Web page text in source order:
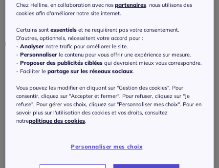
Couleur : bleu imprimé
Taille :
Veuillez sélectionner une taille
36 - En stock
En stock
Guide des tailles
90€
Chez Helline, en collaboration avec nospartenaires, nous utilisons des
cookies afin d'améliorer notre site internet.
Certains sontessentiels et ne requièrent pas votre consentement.
D'autres, optionnels, nécessitent votre accord pour :
-Analyser notre trafic pour améliorer le site.
-Personnaliser le contenu pour vous offrir une expérience sur mesure.
-Proposer des publicités ciblées qui devraient mieux vous correspondre.
- Faciliter lepartage sur les réseaux sociaux.
Vous pouvez les modifier en cliquant sur "Gestion des cookies". Pour
consentir, cliquez sur "Accepter et fermer". Pour refuser, cliquez sur "Je
refuse". Pour gérer vos choix, cliquez sur "Personnaliser mes choix". Pour en
savoir plus sur l'utilisation des cookies et vos droits, consultez
notrepolitique des cookies.
Personnaliser mes choix